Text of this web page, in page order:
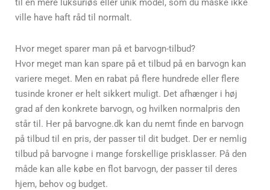
til en mere luksuriøs eller unik model, som du måske ikke
ville have haft råd til normalt.
Hvor meget sparer man på et barvogn-tilbud?
Hvor meget man kan spare på et tilbud på en barvogn kan
variere meget. Men en rabat på flere hundrede eller flere
tusinde kroner er helt sikkert muligt. Det afhænger i høj
grad af den konkrete barvogn, og hvilken normalpris den
står til. Her på barvogne.dk kan du nemt finde en barvogn
på tilbud til en pris, der passer til dit budget. Der er nemlig
tilbud på barvogne i mange forskellige prisklasser. På den
måde kan alle købe en flot barvogn, der passer til deres
hjem, behov og budget.